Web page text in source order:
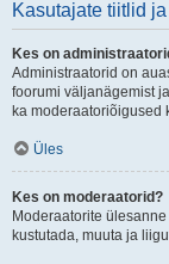
Kasutajate tiitlid
Kes on
Administraatorid on
foorumi väljanägemist
ka moderaatoriõigused
Üles
Kes on moderaatorid?
Moderaatorite
kustutada, muuta ja